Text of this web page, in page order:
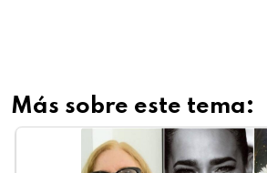
Más sobre este tema: